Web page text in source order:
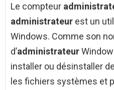
Le compteur
administrateur est un
Windows. Comme son
d’administrateur
installer ou désinstaller
les fichiers systèmes et